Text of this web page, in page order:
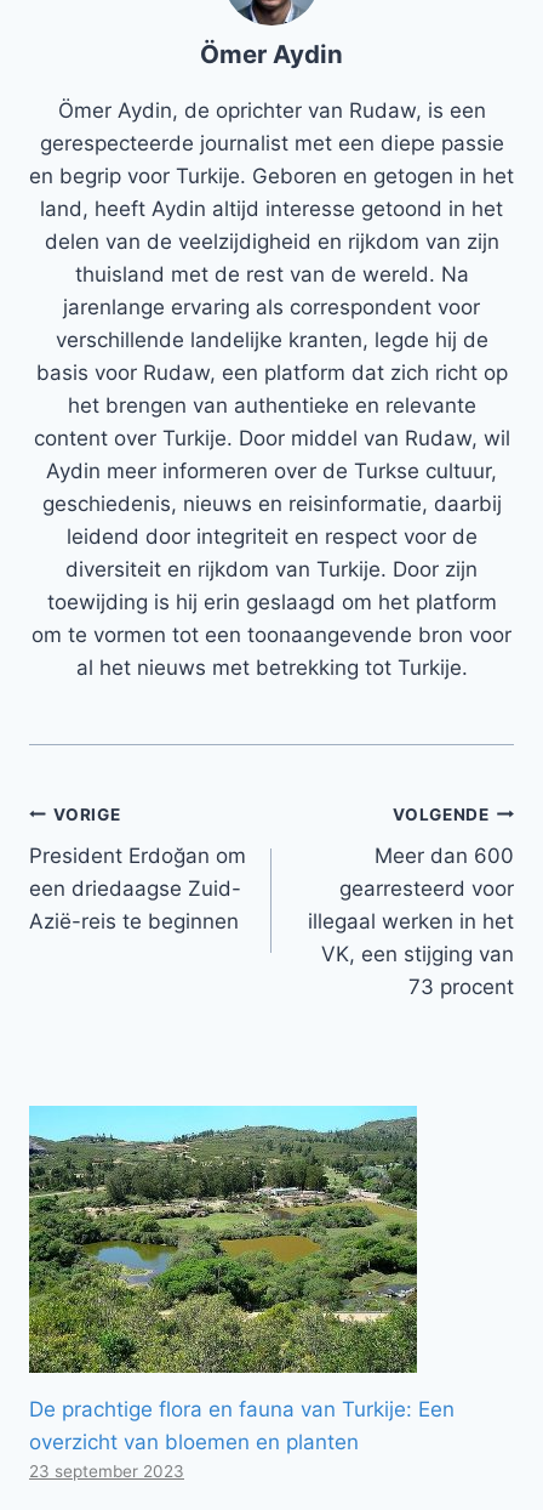
Ömer Aydin
Ömer Aydin, de oprichter van Rudaw, is een
gerespecteerde journalist met een diepe passie
en begrip voor Turkije. Geboren en getogen in het
land, heeft Aydin altijd interesse getoond in het
delen van de veelzijdigheid en rijkdom van zijn
thuisland met de rest van de wereld. Na
jarenlange ervaring als correspondent voor
verschillende landelijke kranten, legde hij de
basis voor Rudaw, een platform dat zich richt op
het brengen van authentieke en relevante
content over Turkije. Door middel van Rudaw, wil
Aydin meer informeren over de Turkse cultuur,
geschiedenis, nieuws en reisinformatie, daarbij
leidend door integriteit en respect voor de
diversiteit en rijkdom van Turkije. Door zijn
toewijding is hij erin geslaagd om het platform
om te vormen tot een toonaangevende bron voor
al het nieuws met betrekking tot Turkije.
Bericht
navigatie
VORIGE
President Erdoğan om
een ​​driedaagse Zuid-
Azië-reis te beginnen
VOLGENDE
Meer dan 600
gearresteerd voor
illegaal werken in het
VK, een stijging van
73 procent
De prachtige flora en fauna van Turkije: Een
overzicht van bloemen en planten
23 september 2023